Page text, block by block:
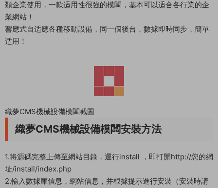
類企業使用，一款适用性很強的模闆，基本可以适合各行業的企
業網站！
響應式自适應各種移動設備，同一個後台，數據即時同步，簡單
适用！
織夢CMS機械設備模闆截圖
織夢CMS機械設備模闆安裝方法
1.将源碼完整上傳至網站目錄，運行install ，即打開http://您的網
址/install/index.php
2.輸入數據庫信息，網站信息，并根據提示進行安裝（安裝時請